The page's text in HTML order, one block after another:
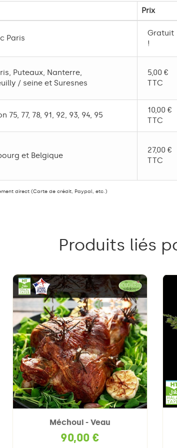
Prix
Paris
Gratuit
!
Puteaux, Nanterre,
/ seine et Suresnes
5,00 €
TTC
75, 77, 78, 91, 92, 93, 94, 95
10,00 €
TTC
et Belgique
27,00 €
TTC
direct (Carte de crédit, Paypal, etc.)
Produits liés
Méchoui - Veau
90,00 €